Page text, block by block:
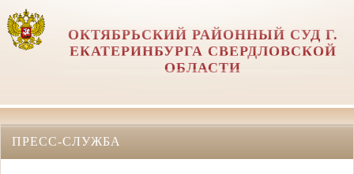
ОКТЯБРЬСКИЙ РАЙОННЫЙ СУД Г.
ЕКАТЕРИНБУРГА СВЕРДЛОВСКОЙ
ОБЛАСТИ
ПРЕСС-СЛУЖБА